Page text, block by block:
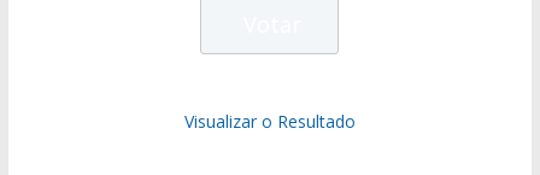
Visualizar o Resultado